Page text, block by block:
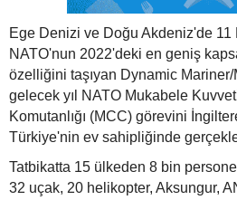
Ege Denizi ve Doğu Akdeniz'de
NATO'nun 2022'deki en geniş
özelliğini taşıyan Dynamic
gelecek yıl NATO Mukabele
Komutanlığı (MCC) görevini
Türkiye'nin ev sahipliğinde
Tatbikatta 15 ülkeden 8 bin
32 uçak, 20 helikopter, Aksungur,